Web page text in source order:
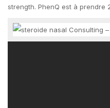
strength. PhenQ est à prendre